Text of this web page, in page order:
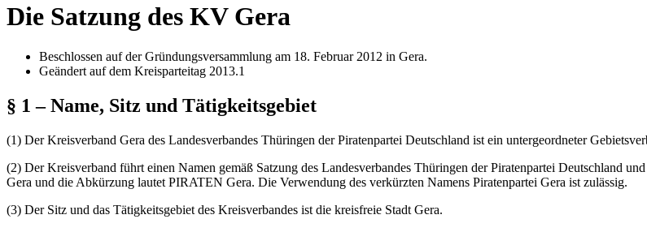
Die Satzung des KV Gera
Beschlossen auf der Gründungsversammlung am 18. Februar 2012 in Gera.
Geändert auf dem Kreisparteitag 2013.1
§ 1 – Name, Sitz und Tätigkeitsgebiet
(1) Der Kreisverband Gera des Landesverbandes Thüringen der Piratenpartei Deutschland ist ein untergeordneter
(2) Der Kreisverband führt einen Namen gemäß Satzung des Landesverbandes Thüringen der Piratenpartei Deutschland
Gera und die Abkürzung lautet PIRATEN Gera. Die Verwendung des verkürzten Namens Piratenpartei Gera ist zulässig.
(3) Der Sitz und das Tätigkeitsgebiet des Kreisverbandes ist die kreisfreie Stadt Gera.